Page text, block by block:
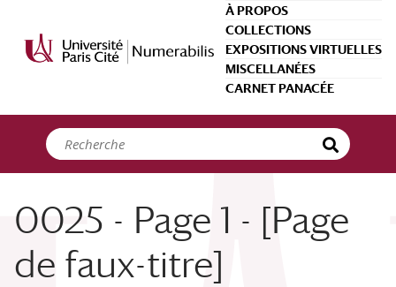
À PROPOS
COLLECTIONS
EXPOSITIONS VIRTUELLES
MISCELLANÉES
CARNET PANACÉE
0025 - Page 1 - [Page
de faux-titre]